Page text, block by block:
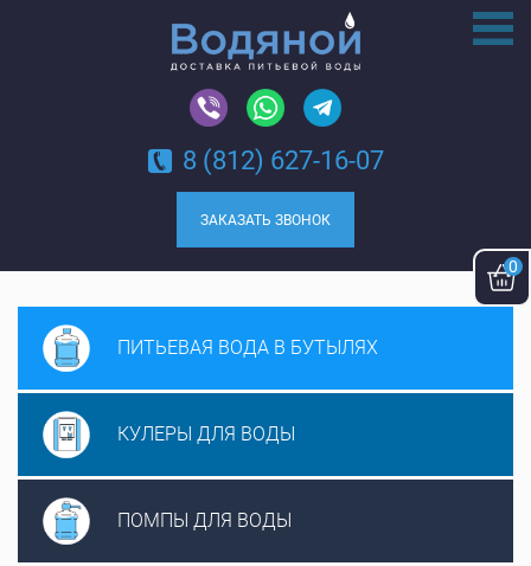
0
8 (812) 627-16-07
ЗАКАЗАТЬ ЗВОНОК
ПИТЬЕВАЯ ВОДА В БУТЫЛЯХ
КУЛЕРЫ ДЛЯ ВОДЫ
ПОМПЫ ДЛЯ ВОДЫ